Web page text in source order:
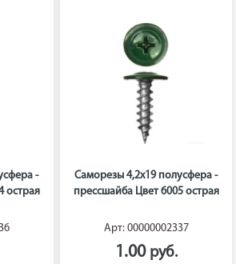
-
острая
Саморезы 4,2х19 полусфера -
прессшайба Цвет 6005 острая
Арт: 00000002337
1.00